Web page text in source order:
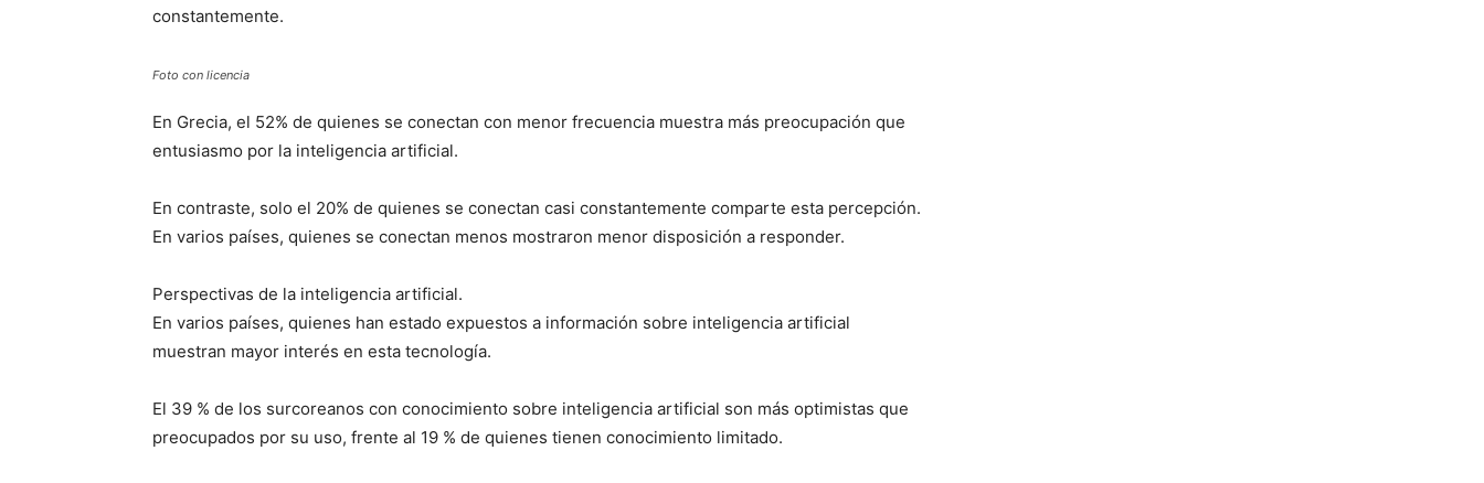
constantemente.
Foto con licencia
En Grecia, el 52% de quienes se conectan con menor frecuencia muestra más preocupación que
entusiasmo por la inteligencia artificial.
En contraste, solo el 20% de quienes se conectan casi constantemente comparte esta percepción.
En varios países, quienes se conectan menos mostraron menor disposición a responder.
Perspectivas de la inteligencia artificial.
En varios países, quienes han estado expuestos a información sobre inteligencia artificial
muestran mayor interés en esta tecnología.
El 39 % de los surcoreanos con conocimiento sobre inteligencia artificial son más optimistas que
preocupados por su uso, frente al 19 % de quienes tienen conocimiento limitado.